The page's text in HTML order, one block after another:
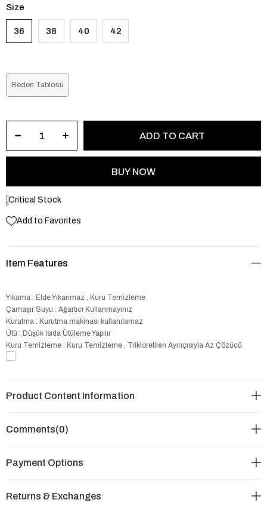
Size
36 38 40 42
Beden Tablosu
Critical Stock
Add to Favorites
Item Features
Yıkama : Elde Yıkanmaz , Kuru Temizleme
Çamaşır Suyu : Ağartıcı Kullanmayınız
Kurutma : Kurutma makinası kullanılamaz
Ütü : Düşük Isıda Ütüleme Yapılır
Kuru Temizleme : Kuru Temizleme , Trikloretilen Ayırıçısıyla Az Çözücü
Product Content Information
Comments(0)
Payment Options
Returns & Exchanges